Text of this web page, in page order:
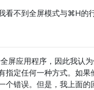
看不到全屏模式与⌘H的
屏应用程序，因此我认
指定任何一种方式。如
个错误。但是，我上面